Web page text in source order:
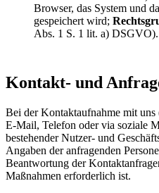
Browser, das System und
gespeichert wird;
Abs. 1 S. 1 lit. a) DSGVO).
Kontakt- und
Bei der Kontaktaufnahme mit
E-Mail, Telefon oder via soziale
bestehender Nutzer- und
Angaben der anfragenden
Beantwortung der
Maßnahmen erforderlich ist.